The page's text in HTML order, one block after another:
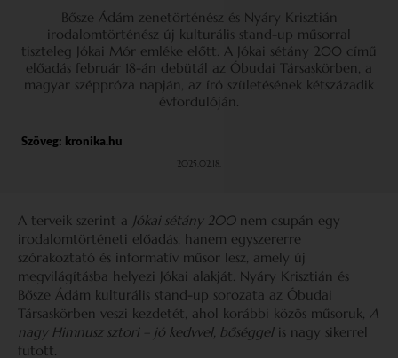
Bősze Ádám zenetörténész és Nyáry Krisztián
irodalomtörténész új kulturális stand-up műsorral
tiszteleg Jókai Mór emléke előtt. A Jókai sétány 200 című
előadás február 18-án debütál az Óbudai Társaskörben, a
magyar széppróza napján, az író születésének kétszázadik
évfordulóján.
Szöveg: kronika.hu
2025.02.18.
A terveik szerint a Jókai sétány 200nem csupán egy
irodalomtörténeti előadás, hanem egyszererre
szórakoztató és informatív műsor lesz, amely új
megvilágításba helyezi Jókai alakját. Nyáry Krisztián és
Bősze Ádám kulturális stand-up sorozata az Óbudai
Társaskörben veszi kezdetét, ahol korábbi közös műsoruk, A
nagy Himnusz sztori – jó kedvvel, bőséggelis nagy sikerrel
futott.